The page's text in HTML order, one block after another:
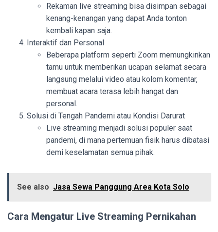
Rekaman live streaming bisa disimpan sebagai
kenang-kenangan yang dapat Anda tonton
kembali kapan saja.
Interaktif dan Personal
Beberapa platform seperti Zoom memungkinkan
tamu untuk memberikan ucapan selamat secara
langsung melalui video atau kolom komentar,
membuat acara terasa lebih hangat dan
personal.
Solusi di Tengah Pandemi atau Kondisi Darurat
Live streaming menjadi solusi populer saat
pandemi, di mana pertemuan fisik harus dibatasi
demi keselamatan semua pihak.
See also Jasa Sewa Panggung Area Kota Solo
Cara Mengatur Live Streaming Pernikahan